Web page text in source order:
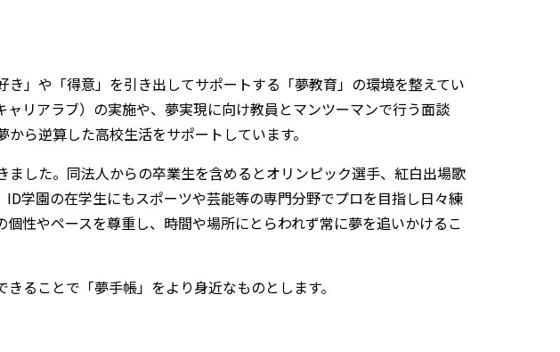
」や「得意」を引き出してサポートする「夢教育」の環境を整えてい
リアラブ）の実施や、夢実現に向け教員とマンツーマンで行う面談
ら逆算した高校生活をサポートしています。
した。同法人からの卒業生を含めるとオリンピック選手、紅白出場歌
学園の在学生にもスポーツや芸能等の専門分野でプロを目指し日々練
性やペースを尊重し、時間や場所にとらわれず常に夢を追いかけるこ
ることで「夢手帳」をより身近なものとします。